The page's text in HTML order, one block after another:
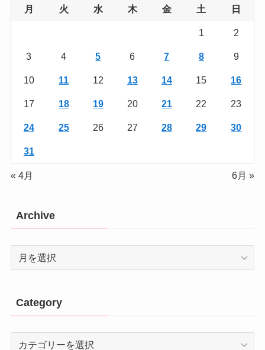
月 火 水 木 金 土 日
1 2
3 4 5 6 7 8 9
10 11 12 13 14 15 16
17 18 19 20 21 22 23
24 25 26 27 28 29 30
31
« 4月 6月 »
Archive
Archive
Category
Category